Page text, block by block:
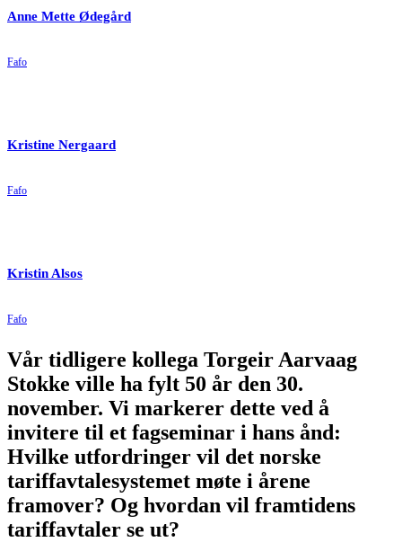
Anne Mette Ødegård
Fafo
Kristine Nergaard
Fafo
Kristin Alsos
Fafo
Vår tidligere kollega Torgeir Aarvaag
Stokke ville ha fylt 50 år den 30.
november. Vi markerer dette ved å
invitere til et fagseminar i hans ånd:
Hvilke utfordringer vil det norske
tariffavtalesystemet møte i årene
framover? Og hvordan vil framtidens
tariffavtaler se ut?